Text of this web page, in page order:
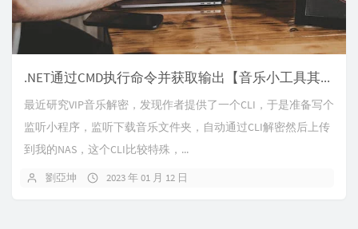
.NET通过CMD执行命令并获取输出【音乐小工具其一】
最近研究VIP音乐解密，发现作者提供了一个CLI，于是准备写个
监听小程序，监听下载音乐文件夹，自动通过CLI解密然后上传
到我的NAS，这个CLI比较特殊，...
劉亞坤 2023 年 01 月 12 日